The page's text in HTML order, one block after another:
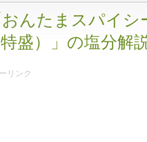
んたまスパイシ
盛）」の塩分解
リンク